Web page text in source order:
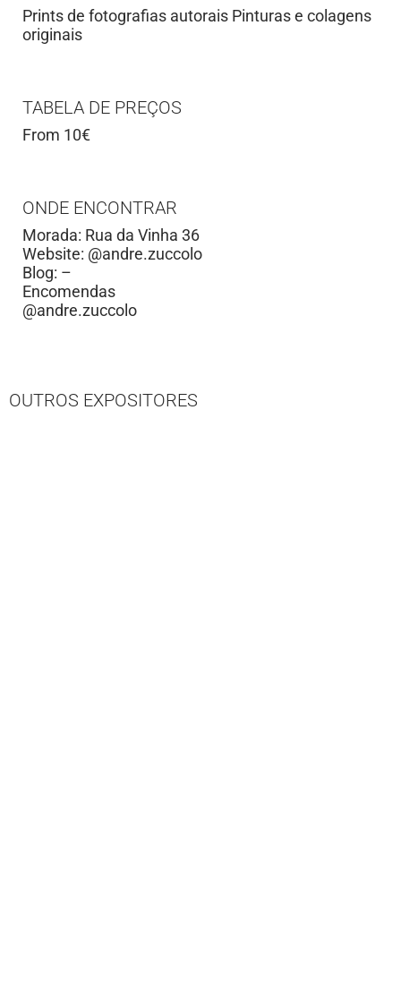
Prints de fotografias autorais Pinturas e colagens
originais
TABELA DE PREÇOS
From 10€
ONDE ENCONTRAR
Morada: Rua da Vinha 36
Website: @andre.zuccolo
Blog: –
Encomendas
@andre.zuccolo
OUTROS EXPOSITORES